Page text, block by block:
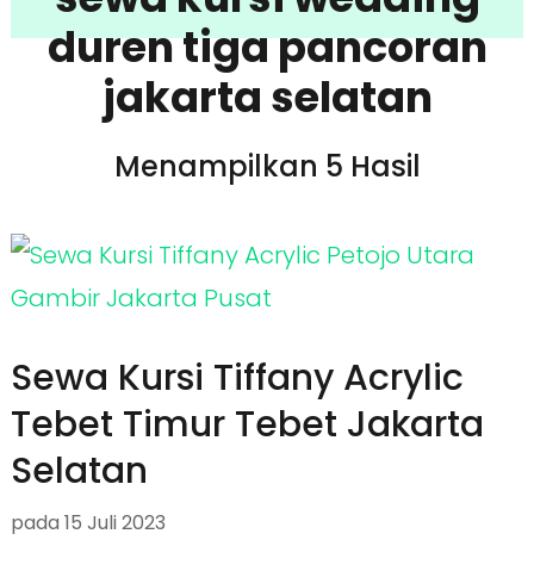
duren tiga pancoran
jakarta selatan
Menampilkan 5 Hasil
Sewa Kursi Tiffany Acrylic
Tebet Timur Tebet Jakarta
Selatan
pada 15 Juli 2023